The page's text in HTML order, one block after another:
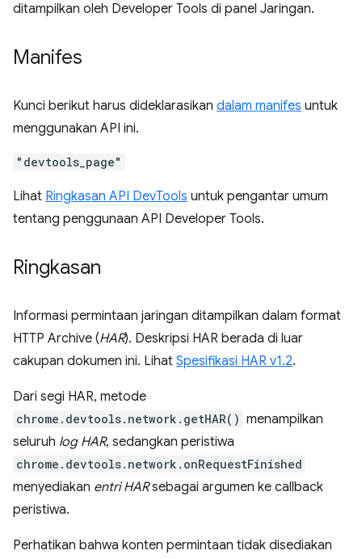
ditampilkan oleh Developer Tools di panel Jaringan.
Manifes
Kunci berikut harus dideklarasikan dalam manifes untuk
menggunakan API ini.
"devtools_page"
Lihat Ringkasan API DevTools untuk pengantar umum
tentang penggunaan API Developer Tools.
Ringkasan
Informasi permintaan jaringan ditampilkan dalam format
HTTP Archive (HAR). Deskripsi HAR berada di luar
cakupan dokumen ini. Lihat Spesifikasi HAR v1.2.
Dari segi HAR, metode
chrome.devtools.network.getHAR() menampilkan
seluruh log HAR, sedangkan peristiwa
chrome.devtools.network.onRequestFinished
menyediakan entri HARsebagai argumen ke callback
peristiwa.
Perhatikan bahwa konten permintaan tidak disediakan